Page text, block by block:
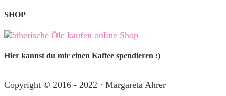
SHOP
Hier kannst du mir einen Kaffee spendieren :)
Copyright © 2016 - 2022 · Margareta Ahrer